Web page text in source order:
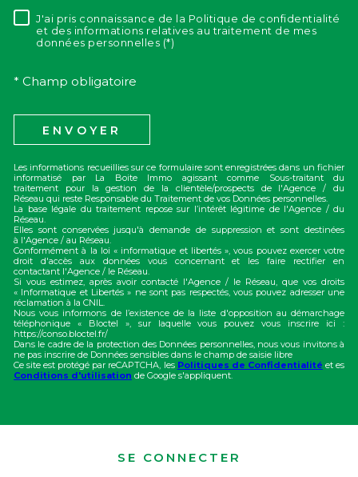
RÈGLEMENTATION
J'ai pris connaissance de la Politique de confidentialité
et des informations relatives au traitement de mes
données personnelles (*)
* Champ obligatoire
ENVOYER
Les informations recueillies sur ce formulaire sont enregistrées dans un fichier
informatisé par La Boite Immo agissant comme Sous-traitant du
traitement pour la gestion de la clientèle/prospects de l'Agence / du
Réseau qui reste Responsable du Traitement de vos Données personnelles.
La base légale du traitement repose sur l’intérêt légitime de l'Agence / du
Réseau.
Elles sont conservées jusqu'à demande de suppression et sont destinées
à l'Agence / au Réseau.
Conformément à la loi « informatique et libertés », vous pouvez exercer votre
droit d'accès aux données vous concernant et les faire rectifier en
contactant l'Agence / le Réseau.
Si vous estimez, après avoir contacté l'Agence / le Réseau, que vos droits
« Informatique et Libertés » ne sont pas respectés, vous pouvez adresser une
réclamation à la CNIL.
Nous vous informons de l’existence de la liste d'opposition au démarchage
téléphonique « Bloctel », sur laquelle vous pouvez vous inscrire ici :
https://conso.bloctel.fr/
Dans le cadre de la protection des Données personnelles, nous vous invitons à
ne pas inscrire de Données sensibles dans le champ de saisie libre
Ce site est protégé par reCAPTCHA, les Politiques de Confidentialité et es
Conditions d'utilisation de Google s'appliquent.
SE CONNECTER